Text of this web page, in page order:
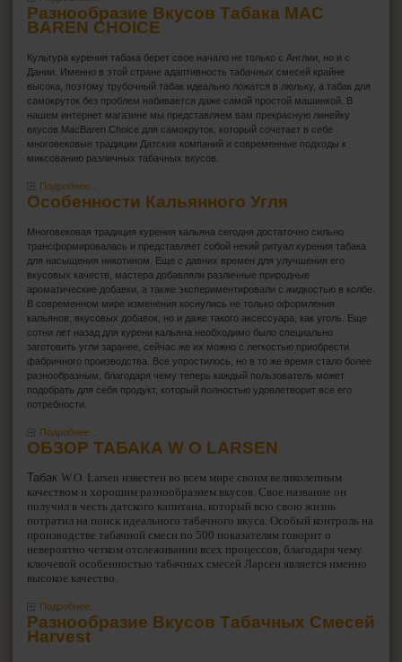
Разнообразие Вкусов Табака MAC
BAREN CHOICE
Культура курения табака берет свое начало не только с Англии, но и с
Дании. Именно в этой стране адаптивность табачных смесей крайне
высока, поэтому трубочный табак идеально ложатся в люльку, а табак для
самокруток без проблем набивается даже самой простой машинкой. В
нашем интернет магазине мы представляем вам прекрасную линейку
вкусов MacBaren Choice для самокруток, который сочетает в себе
многовековые традиции Датских компаний и современные подходы к
миксованию различных табачных вкусов.
Подробнее...
Особенности Кальянного Угля
Многовековая традиция курения кальяна сегодня достаточно сильно
трансформировалась и представляет собой некий ритуал курения табака
для насыщения никотином. Еще с давних времен для улучшения его
вкусовых качеств, мастера добавляли различные природные
ароматические добавки, а также экспериментировали с жидкостью в колбе.
В современном мире изменения коснулись не только оформления
кальянов, вкусовых добавок, но и даже такого аксессуара, как уголь. Еще
сотни лет назад для курени кальяна необходимо было специально
заготовить угли заранее, сейчас же их можно с легкостью приобрести
фабричного производства. Все упростилось, но в то же время стало более
разнообразным, благодаря чему теперь каждый пользователь может
подобрать для себя продукт, который полностью удовлетворит все его
потребности.
Подробнее...
ОБЗОР ТАБАКА W O LARSEN
Табак W.O. Larsen известен во всем мире своим великолепным
качеством и хорошим разнообразием вкусов. Свое название он
получил в честь датского капитана, который всю свою жизнь
потратил на поиск идеального табачного вкуса. Особый контроль на
производстве табачной смеси по 500 показателям говорит о
невероятно четком отслеживании всех процессов, благодаря чему
ключевой особенностью табачных смесей Ларсен является именно
высокое качество.
Подробнее...
Разнообразие Вкусов Табачных Смесей
Harvest